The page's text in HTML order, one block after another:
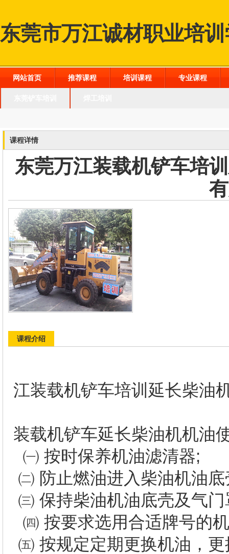
东莞市万江诚材职业培
网站首页 推荐课程 培训课程 专业课程
课程详情
东莞万江装载机铲车培
课程介绍
江装载机铲车培训延长柴油
装载机铲车延长柴油机机油
㈠ 按时保养机油滤清器;
㈡ 防止燃油进入柴油机油
㈢ 保持柴油机油底壳及气
㈣ 按要求选用合适牌号的
㈤ 按规定定期更换机油，